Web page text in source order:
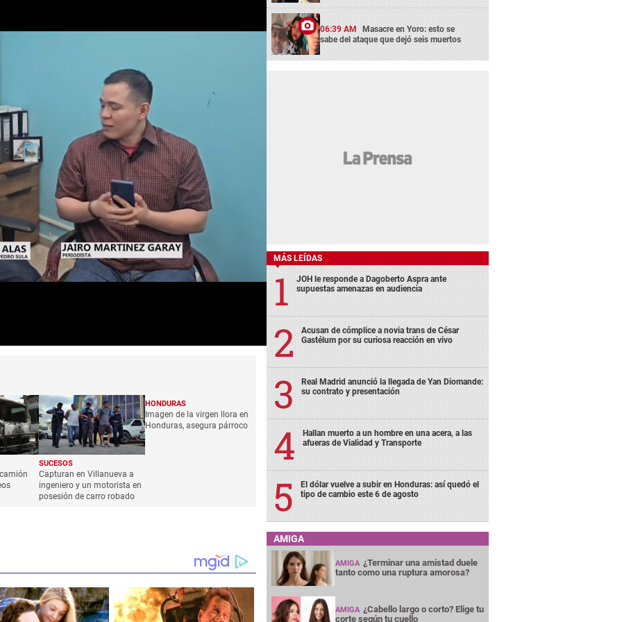
SUCESOS
Capturan en Villanueva a
ingeniero y un motorista en
posesión de carro robado
HONDURAS
Imagen de la virgen llora en
Honduras, asegura párroco
06:39 AM Masacre en Yoro: esto se
sabe del ataque que dejó seis muertos
MÁS LEÍDAS
JOH le responde a Dagoberto Aspra ante
supuestas amenazas en audiencia
Acusan de cómplice a novia trans de César
Gastélum por su curiosa reacción en vivo
Real Madrid anunció la llegada de Yan Diomande:
su contrato y presentación
Hallan muerto a un hombre en una acera, a las
afueras de Vialidad y Transporte
El dólar vuelve a subir en Honduras: así quedó el
tipo de cambio este 6 de agosto
AMIGA
AMIGA ¿Terminar una amistad duele
tanto como una ruptura amorosa?
AMIGA ¿Cabello largo o corto? Elige tu
corte según tu cuello